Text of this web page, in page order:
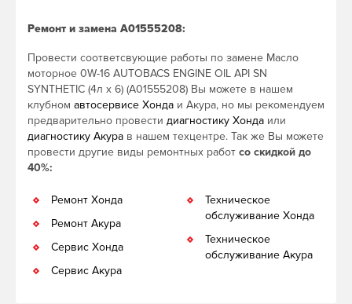
Ремонт и замена A01555208:
Провести соответсвующие работы по замене Масло
моторное 0W-16 AUTOBACS ENGINE OIL API SN
SYNTHETIC (4л х 6) (A01555208) Вы можете в нашем
клубном автосервисе Хонда и Акура, но мы рекомендуем
предварительно провести диагностику Хонда или
диагностику Акура в нашем техцентре. Так же Вы можете
провести другие виды ремонтных работ со скидкой до
40%:
Ремонт Хонда
Ремонт Акура
Сервис Хонда
Сервис Акура
Техническое
обслуживание Хонда
Техническое
обслуживание Акура